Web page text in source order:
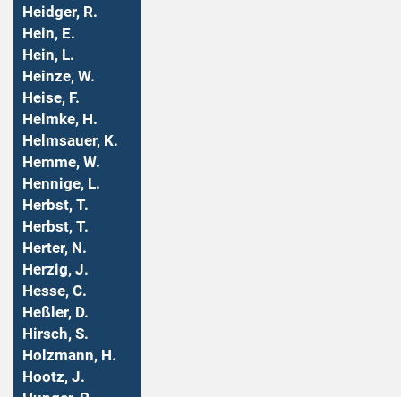
Heidger, R.
Hein, E.
Hein, L.
Heinze, W.
Heise, F.
Helmke, H.
Helmsauer, K.
Hemme, W.
Hennige, L.
Herbst, T.
Herbst, T.
Herter, N.
Herzig, J.
Hesse, C.
Heßler, D.
Hirsch, S.
Holzmann, H.
Hootz, J.